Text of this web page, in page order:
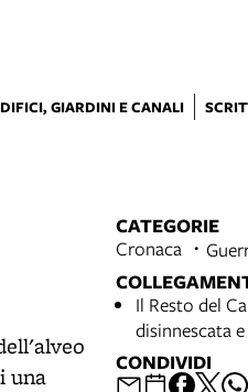
GIARDINI E CANALI
una
CATEGORIE
Cronaca
Il Resto del
disinnescata
CONDIVIDI